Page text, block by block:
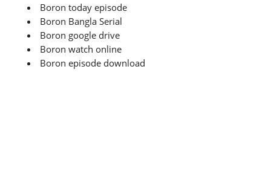
Boron today episode
Boron Bangla Serial
Boron google drive
Boron watch online
Boron episode download